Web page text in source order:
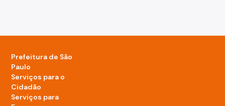
Prefeitura de São
Paulo
Serviços para o
Cidadão
Serviços para